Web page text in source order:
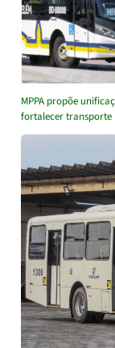
MPPA propõe
fortalecer transporte